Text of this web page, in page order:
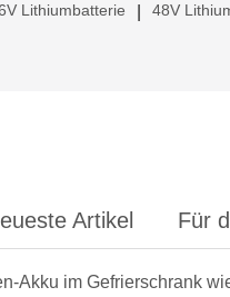
Lithiumbatterie 48V
Artikel Für
Akku im Gefrierschrank